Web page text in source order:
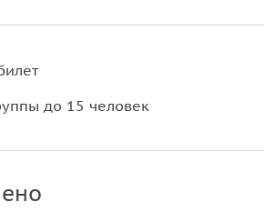
до 15 человек